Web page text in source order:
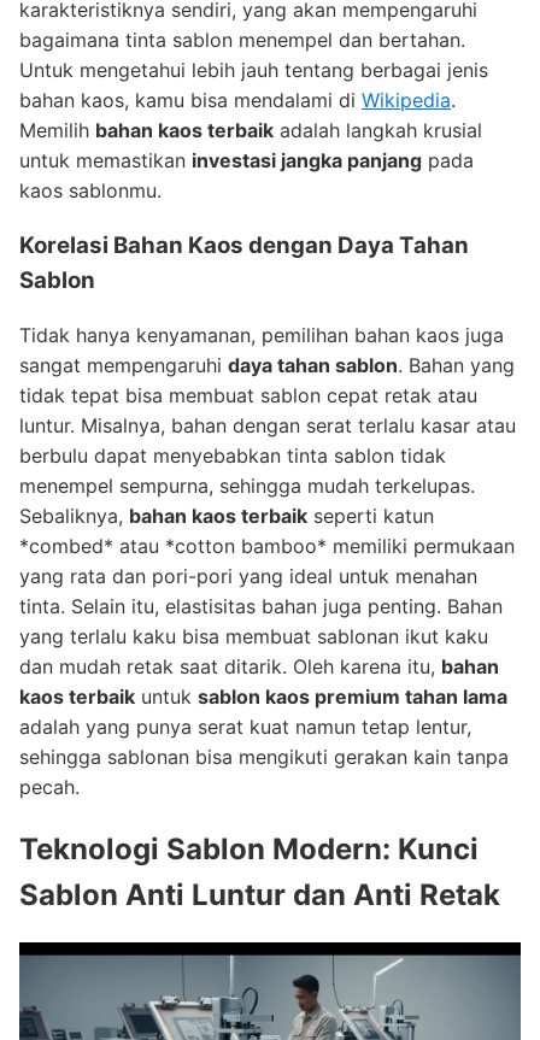
karakteristiknya sendiri, yang akan mempengaruhi
bagaimana tinta sablon menempel dan bertahan.
Untuk mengetahui lebih jauh tentang berbagai jenis
bahan kaos, kamu bisa mendalami di Wikipedia.
Memilih bahan kaos terbaik adalah langkah krusial
untuk memastikan investasi jangka panjang pada
kaos sablonmu.
Korelasi Bahan Kaos dengan Daya Tahan
Sablon
Tidak hanya kenyamanan, pemilihan bahan kaos juga
sangat mempengaruhi daya tahan sablon. Bahan yang
tidak tepat bisa membuat sablon cepat retak atau
luntur. Misalnya, bahan dengan serat terlalu kasar atau
berbulu dapat menyebabkan tinta sablon tidak
menempel sempurna, sehingga mudah terkelupas.
Sebaliknya, bahan kaos terbaik seperti katun
*combed* atau *cotton bamboo* memiliki permukaan
yang rata dan pori-pori yang ideal untuk menahan
tinta. Selain itu, elastisitas bahan juga penting. Bahan
yang terlalu kaku bisa membuat sablonan ikut kaku
dan mudah retak saat ditarik. Oleh karena itu, bahan
kaos terbaik untuk sablon kaos premium tahan lama
adalah yang punya serat kuat namun tetap lentur,
sehingga sablonan bisa mengikuti gerakan kain tanpa
pecah.
Teknologi Sablon Modern: Kunci
Sablon Anti Luntur dan Anti Retak